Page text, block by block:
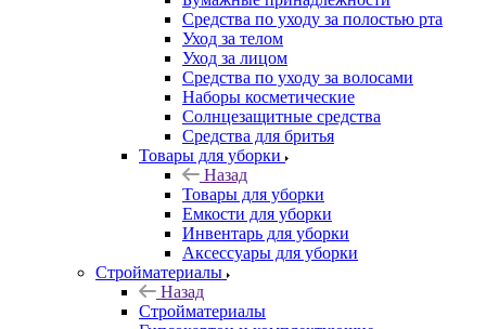
Средства по уходу за полостью рта
Уход за телом
Уход за лицом
Средства по уходу за волосами
Наборы косметические
Солнцезащитные средства
Средства для бритья
Товары для уборки
Назад
Товары для уборки
Емкости для уборки
Инвентарь для уборки
Аксессуары для уборки
Стройматериалы
Назад
Стройматериалы